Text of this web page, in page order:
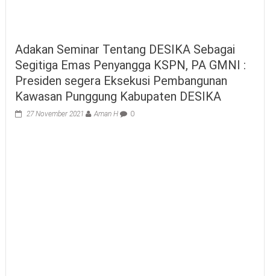
Adakan Seminar Tentang DESIKA Sebagai
Segitiga Emas Penyangga KSPN, PA GMNI :
Presiden segera Eksekusi Pembangunan
Kawasan Punggung Kabupaten DESIKA
27 November 2021 Aman H 0